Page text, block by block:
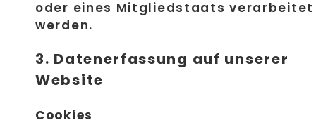
oder eines Mitgliedstaats verarbeitet
werden.
3. Datenerfassung auf unserer
Website
Cookies